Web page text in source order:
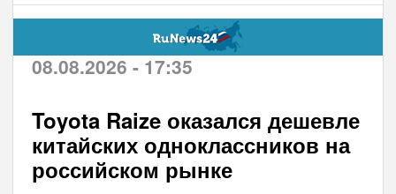
08.08.2026 - 17:35
Toyota Raize оказался дешевле
китайских одноклассников на
российском рынке